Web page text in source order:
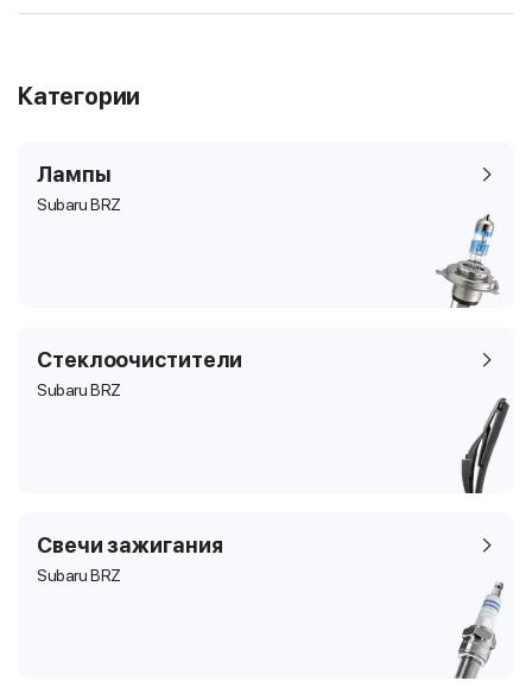
Категории
Лампы
Subaru BRZ
Стеклоочистители
Subaru BRZ
Свечи зажигания
Subaru BRZ